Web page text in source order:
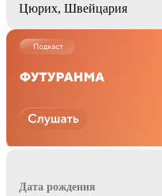
Цюрих, Швейцария
Дата рождения